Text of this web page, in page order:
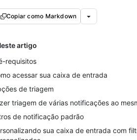
Copiar como Markdown
artigo
requisitos
acessar sua caixa de entrada
de triagem
triagem de várias notificações ao
de notificação padrão
sua caixa de entrada com